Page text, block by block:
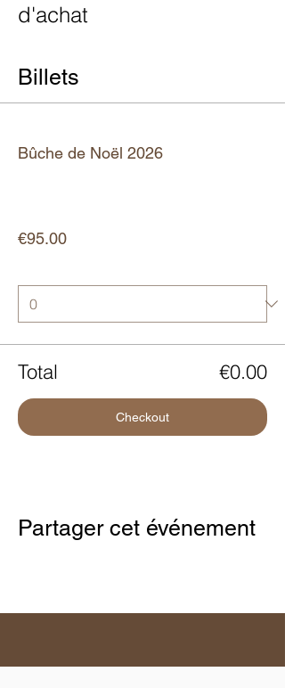
d'achat
Billets
Bûche de Noël 2026
€95.00
Total €0.00
Checkout
Partager cet événement